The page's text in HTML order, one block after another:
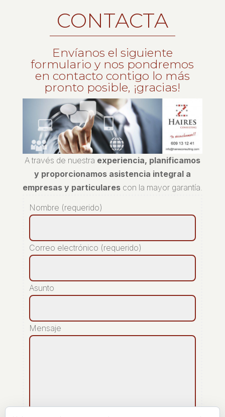
CONTACTA
Envíanos el siguiente
formulario y nos pondremos
en contacto contigo lo más
pronto posible, ¡gracias!
A través de nuestra experiencia, planificamos
y proporcionamos asistencia integral a
empresas y particularescon la mayor garantía.
Nombre (requerido)
Correo electrónico (requerido)
Asunto
Mensaje